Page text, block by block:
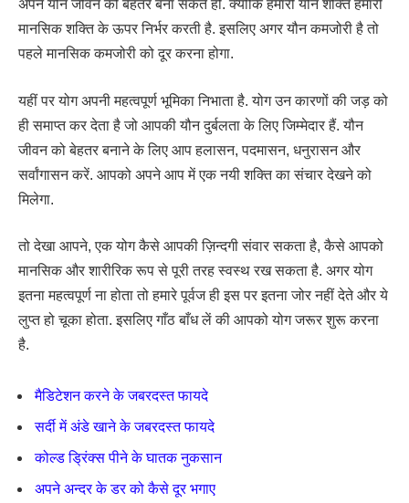
अपने यौन जीवन को बेहतर बना सकते हो. क्योंकि हमारी यौन शक्ति हमारी
मानसिक शक्ति के ऊपर निर्भर करती है. इसलिए अगर यौन कमजोरी है तो
पहले मानसिक कमजोरी को दूर करना होगा.
यहीं पर योग अपनी महत्वपूर्ण भूमिका निभाता है. योग उन कारणों की जड़ को
ही समाप्त कर देता है जो आपकी यौन दुर्बलता के लिए जिम्मेदार हैं. यौन
जीवन को बेहतर बनाने के लिए आप हलासन, पदमासन, धनुरासन और
सर्वांगासन करें. आपको अपने आप में एक नयी शक्ति का संचार देखने को
मिलेगा.
तो देखा आपने, एक योग कैसे आपकी ज़िन्दगी संवार सकता है, कैसे आपको
मानसिक और शारीरिक रूप से पूरी तरह स्वस्थ रख सकता है. अगर योग
इतना महत्वपूर्ण ना होता तो हमारे पूर्वज ही इस पर इतना जोर नहीं देते और ये
लुप्त हो चूका होता. इसलिए गाँठ बाँध लें की आपको योग जरूर शुरू करना
है.
मैडिटेशन करने के जबरदस्त फायदे
सर्दी में अंडे खाने के जबरदस्त फायदे
कोल्ड ड्रिंक्स पीने के घातक नुकसान
अपने अन्दर के डर को कैसे दूर भगाए